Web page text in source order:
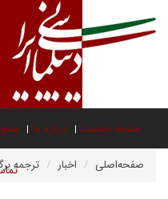
صفحه نخست درباره ما
صفحه‌اصلی اخبار ترجمه